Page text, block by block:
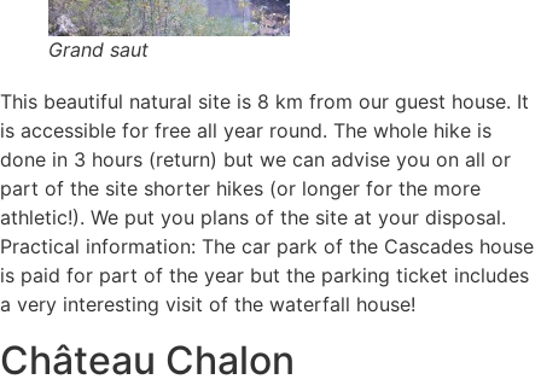
Grand saut
This beautiful natural site is 8 km from our guest house. It
is accessible for free all year round. The whole hike is
done in 3 hours (return) but we can advise you on all or
part of the site shorter hikes (or longer for the more
athletic!). We put you plans of the site at your disposal.
Practical information: The car park of the Cascades house
is paid for part of the year but the parking ticket includes
a very interesting visit of the waterfall house!
Château Chalon